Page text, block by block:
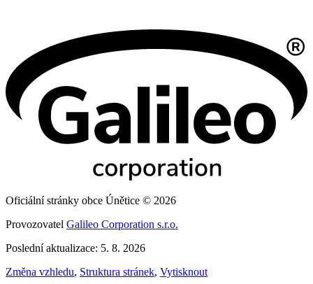
Oficiální stránky obce Únětice © 2026
Provozovatel Galileo Corporation s.r.o.
Poslední aktualizace: 5. 8. 2026
Změna vzhledu, Struktura stránek, Vytisknout